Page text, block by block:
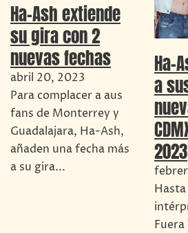
Ha-Ash extiende
su gira con 2
nuevas fechas
abril 20, 2023
Para complacer a aus
fans de Monterrey y
Guadalajara, Ha-Ash,
añaden una fecha más
a su gira...
Ha-
a
2023
Fuera